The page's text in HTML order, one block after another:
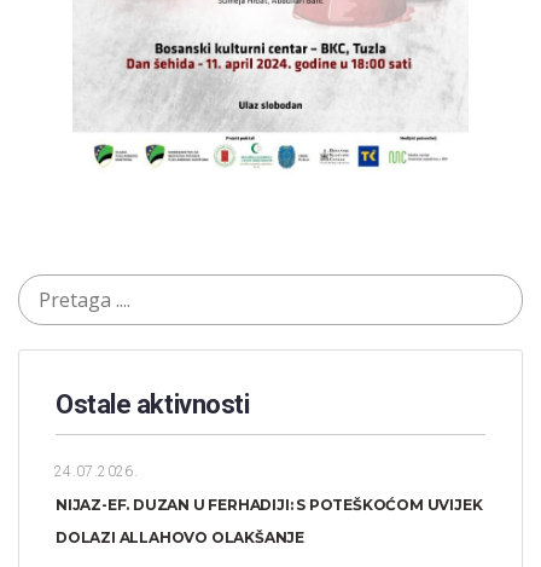
Ostale aktivnosti
24.07.2026.
NIJAZ-EF. DUZAN U FERHADIJI: S POTEŠKOĆOM UVIJEK
DOLAZI ALLAHOVO OLAKŠANJE